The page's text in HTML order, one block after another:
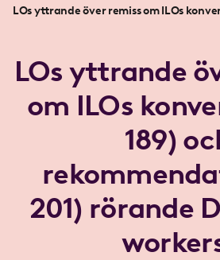
LOs yttrande
om ILOs
189)
201) rörande